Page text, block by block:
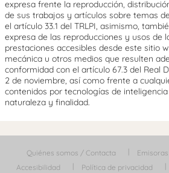
expresa frente la reproducción,
de sus trabajos y artículos sobre temas
el artículo 33.1 del TRLPI, asimismo,
expresa de las reproducciones y usos de
prestaciones accesibles desde este sitio
mecánica u otros medios que resulten
conformidad con el artículo 67.3 del Real
2 de noviembre, así como frente a
contenidos por tecnologías de
naturaleza y finalidad.
Quiénes somos / Contacta Emisoras
Accesibilidad
Política de privacidad